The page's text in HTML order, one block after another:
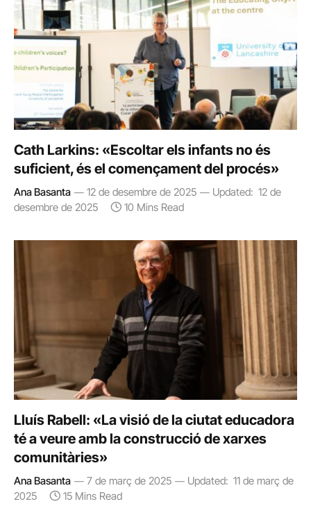
Cath Larkins: «Escoltar els infants no és
suficient, és el començament del procés»
Ana Basanta 12 de desembre de 2025 Updated: 12 de
desembre de 2025
10 Mins Read
Lluís Rabell: «La visió de la ciutat educadora
té a veure amb la construcció de xarxes
comunitàries»
Ana Basanta 7 de març de 2025 Updated: 11 de març de
2025
15 Mins Read